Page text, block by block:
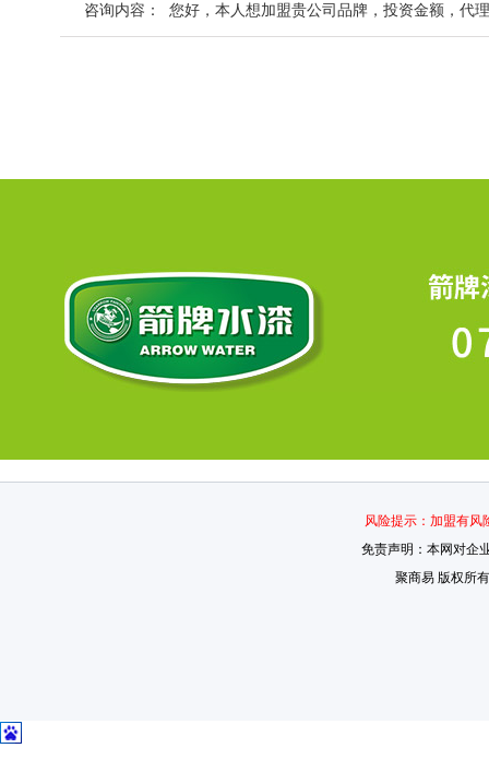
咨询内容：
您好，本人想加盟贵公司品牌，投资金额，代
风险提示：加盟有风
免责声明：本网对企
聚商易 版权所